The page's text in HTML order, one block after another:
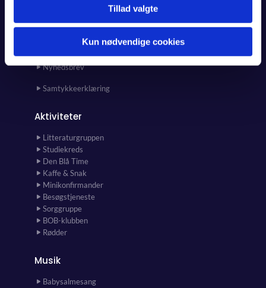
Tillad valgte
Kun nødvendige cookies
Forside
Kunst i kirken og kirkehuset
Nyhedsbrev
Samtykkeerklæring
Aktiviteter
Litteraturgruppen
Studiekreds
Den Blå Time
Kaffe & Snak
Minikonfirmander
Besøgstjeneste
Sorggruppe
BOB-klubben
Rødder
Musik
Babysalmesang